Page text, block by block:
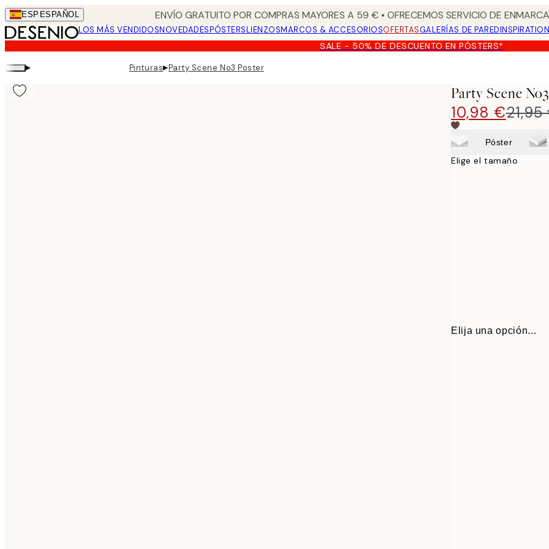
Skip
to
main
content.
ESP ESPAÑOL ENVÍO GRATUITO POR COMPRAS MAYORES A 59 € • OFRECEMOS SERVICIO DE
LOS MÁS VENDIDOSNOVEDADESPÓSTERSLIENZOSMARCOS & ACCESORIOSOFERTASGALERÍAS DE PARED
SALE - 50% DE DESCUENTO EN PÓSTERS*
▸ Pinturas▸Party Scene No3 Poster
Party Scene
10,98 €
Póster
Elige el tamaño
Elija una opción...